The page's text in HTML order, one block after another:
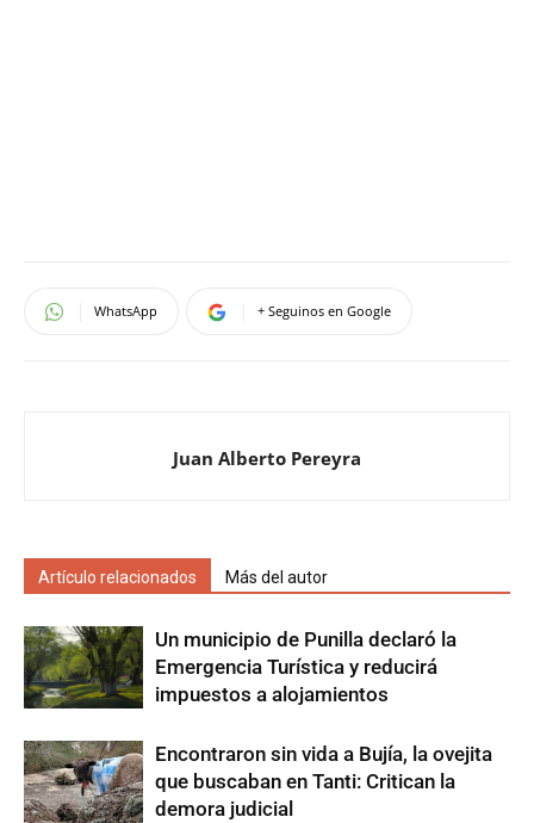
WhatsApp + Seguinos en Google
Juan Alberto Pereyra
Artículo relacionados Más del autor
Un municipio de Punilla declaró la
Emergencia Turística y reducirá
impuestos a alojamientos
Encontraron sin vida a Bujía, la ovejita
que buscaban en Tanti: Critican la
demora judicial